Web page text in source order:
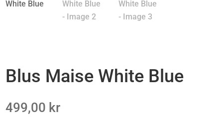
Blus Maise White Blue
499,00 kr